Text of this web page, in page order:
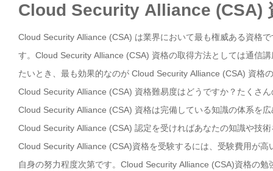
Cloud Security Alliance (CSA)
Cloud Security Alliance (CSA) は業界において最も権威ある資格
す。Cloud Security Alliance (CSA) 資格の取得方法としては通信
たいとき、最も効果的なのが Cloud Security Alliance (CSA) 資格
Cloud Security Alliance (CSA) 資格難易度はどうですか？たくさ
Cloud Security Alliance (CSA) 資格は完備している知識の体系を
Cloud Security Alliance (CSA) 認定を受ければあなたの知識や技
Cloud Security Alliance (CSA)資格を受験するには、受験費用が
自身の努力程度次第です。Cloud Security Alliance (CSA)資格の